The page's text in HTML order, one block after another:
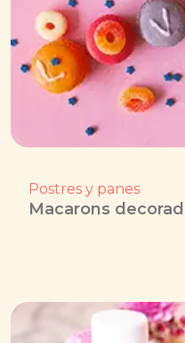
Postres y panes
Macarons